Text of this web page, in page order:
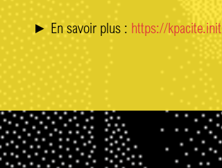
► En savoir plus : https://